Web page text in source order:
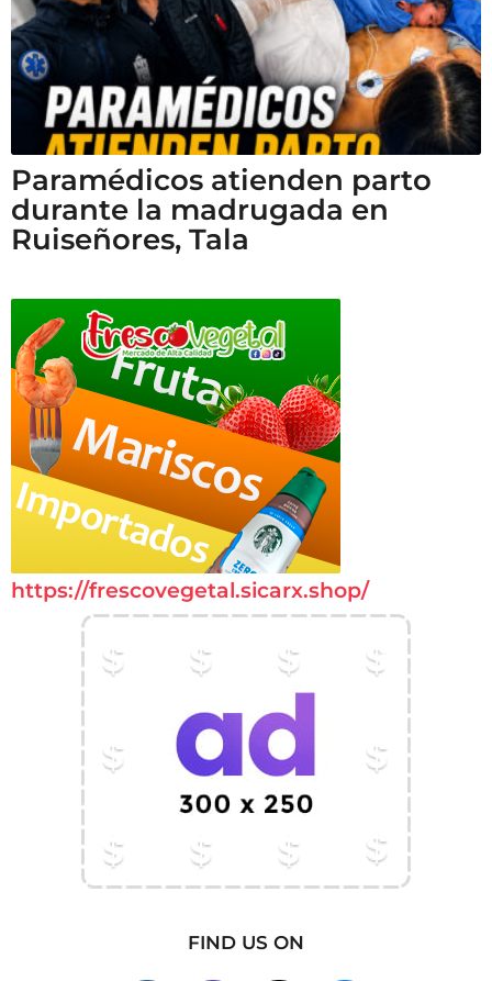
Paramédicos atienden parto
durante la madrugada en
Ruiseñores, Tala
https://frescovegetal.sicarx.shop/
FIND US ON